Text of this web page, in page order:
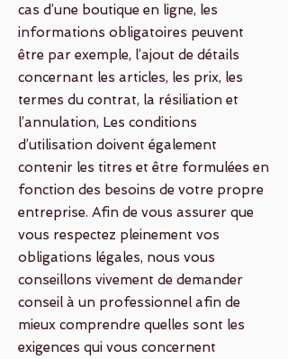
cas d’une boutique en ligne, les
informations obligatoires peuvent
être par exemple, l’ajout de détails
concernant les articles, les prix, les
termes du contrat, la résiliation et
l’annulation, Les conditions
d’utilisation doivent également
contenir les titres et être formulées en
fonction des besoins de votre propre
entreprise. Afin de vous assurer que
vous respectez pleinement vos
obligations légales, nous vous
conseillons vivement de demander
conseil à un professionnel afin de
mieux comprendre quelles sont les
exigences qui vous concernent